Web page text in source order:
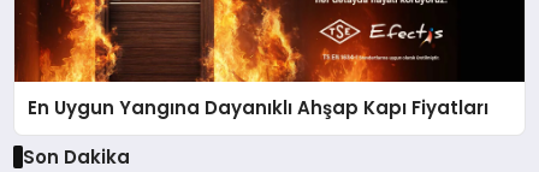
En Uygun Yangına Dayanıklı Ahşap Kapı Fiyatları
Son Dakika